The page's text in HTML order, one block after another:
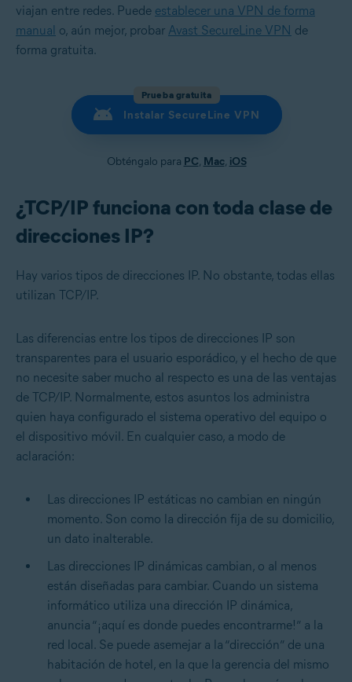
viajan entre redes. Puede establecer una VPN de forma
manual o, aún mejor, probar Avast SecureLine VPN de
forma gratuita.
Prueba gratuita
Instalar SecureLine VPN
Obténgalo para PC, Mac, iOS
¿TCP/IP funciona con toda clase de
direcciones IP?
Hay varios tipos de direcciones IP. No obstante, todas ellas
utilizan TCP/IP.
Las diferencias entre los tipos de direcciones IP son
transparentes para el usuario esporádico, y el hecho de que
no necesite saber mucho al respecto es una de las ventajas
de TCP/IP. Normalmente, estos asuntos los administra
quien haya configurado el sistema operativo del equipo o
el dispositivo móvil. En cualquier caso, a modo de
aclaración:
Las direcciones IP estáticas no cambian en ningún
momento. Son como la dirección fija de su domicilio,
un dato inalterable.
Las direcciones IP dinámicas cambian, o al menos
están diseñadas para cambiar. Cuando un sistema
informático utiliza una dirección IP dinámica,
anuncia “¡aquí es donde puedes encontrarme!” a la
red local. Se puede asemejar a la “dirección” de una
habitación de hotel, en la que la gerencia del mismo